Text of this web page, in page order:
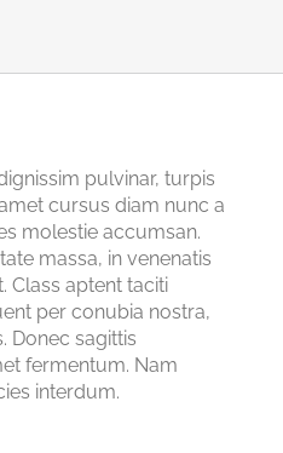
pulvinar, turpis
cursus diam nunc a
molestie accumsan.
massa, in venenatis
Class aptent taciti
per conubia nostra,
Donec sagittis
fermentum. Nam
interdum.